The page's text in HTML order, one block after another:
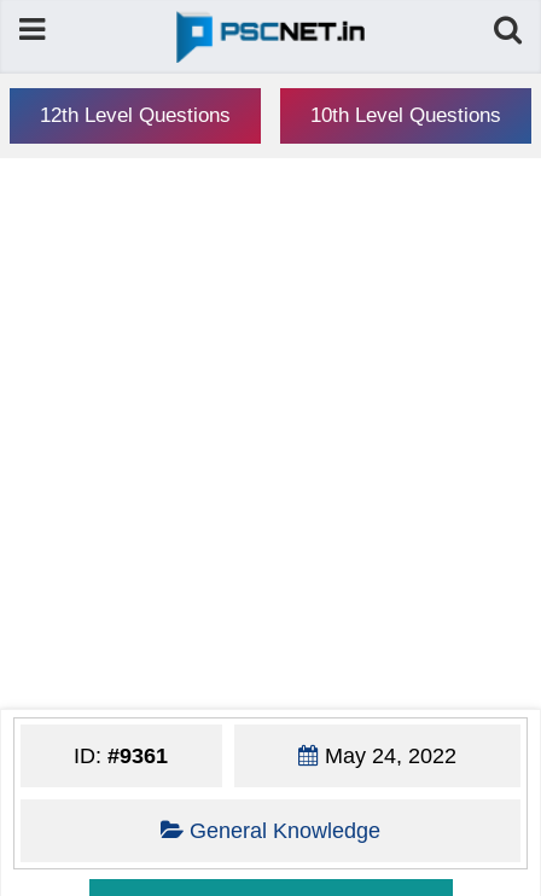
12th Level Questions 10th Level Questions
ID:#9361 May 24, 2022
General Knowledge